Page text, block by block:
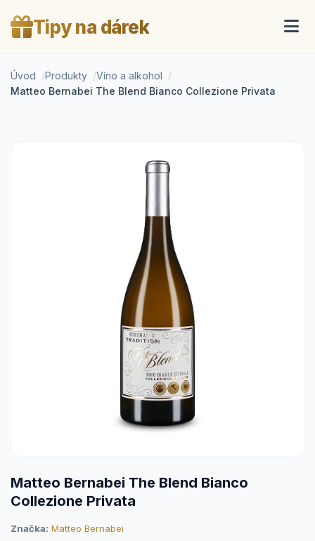
Tipy na dárek
Úvod Produkty
Víno a alkohol
Matteo Bernabei The Blend Bianco Collezione Privata
Matteo Bernabei The Blend Bianco
Collezione Privata
Značka: Matteo Bernabei